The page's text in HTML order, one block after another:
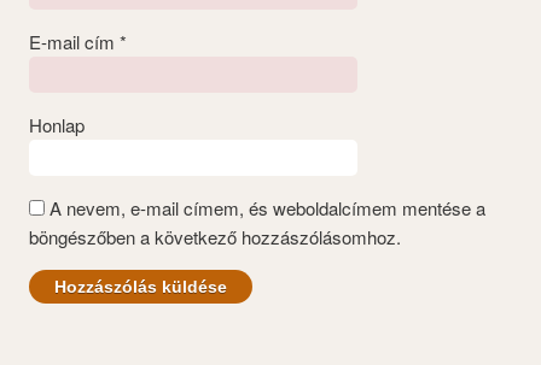
E-mail cím *
Honlap
A nevem, e-mail címem, és weboldalcímem mentése a
böngészőben a következő hozzászólásomhoz.